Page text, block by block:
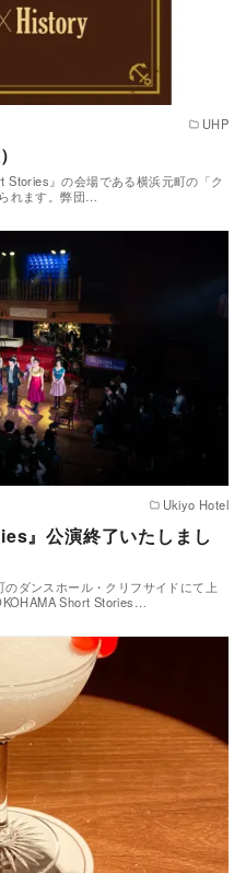
UHP
Stories』の会場である横浜元町の「ク
れます。弊団…
Ukiyo Hotel
』公演終了いたしまし
ダンスホール・クリフサイドにて上
Short Stories…